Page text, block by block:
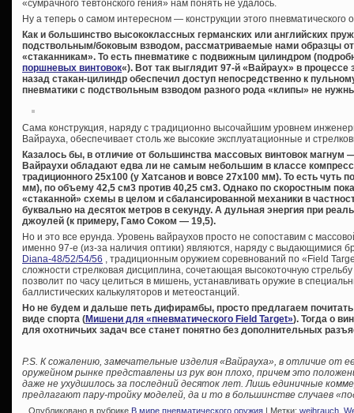
«сумрачного тевтонского гения» нам понять не удалось.
Ну а теперь о самом интересном — конструкции этого пневматического
Как и большинство высококлассных германских или английских
подствольным/боковым взводом, рассматриваемые нами образцы
«стаканникам». То есть пневматике с подвижным цилиндром
поршневых винтовок«). Вот так выглядит 97-й «Вайраух» в
назад стакан-цилиндр обеспечил доступ непосредственно к
пневматики с подствольным взводом разного рода «клипы» не
Сама конструкция, наряду с традиционно высочайшим уровнем
Вайрауха, обеспечивает столь же высокие эксплуатационные и
Казалось бы, в отличие от большинства массовых винтовок магнум
Вайраухи обладают едва ли не самым небольшим в классе
традиционного 25х100 (у Хатсанов и вовсе 27х100 мм). То есть чуть
мм), по объему 42,5 см3 против 40,25 см3. Однако по скоростным
«стаканной» схемы в целом и сбалансированной механики в
буквально на десяток метров в секунду. А дульная энергия при
джоулей (к примеру, Гамо Соком — 19,5).
Но и это все ерунда. Уровень вайраухов просто не сопоставим с
именно 97-е (из-за наличия оптики) являются, наряду с выдающимися
Diana-48/52/54/56 , традиционным оружием соревнований по «Field
сложности стрелковая дисциплина, сочетающая высокоточную стрельбу
позволит по часу целиться в мишень, устанавливать оружие в
баллистических калькуляторов и метеостанций.
Но не будем и дальше петь дифирамбы, просто предлагаем
виде спорта (Мишени для «пневматического Field Target»). Тогда о
для охотничьих задач все станет понятно без дополнительных
P.S. К сожалению, замечательные изделия «Вайрауха», в отличие от
оружейном рынке представлены из рук вон плохо, причем это
даже не ухудшилось за последний десяток лет. Лишь единичные
предлагают пару-тройку моделей, да и то в большинстве случаев
Опубликовано в рубрике В мире пневматического оружия | Метки: weihrauch